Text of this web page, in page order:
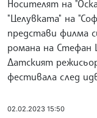
Носителят на
"Целувката" на
представи филма
романа на Стефан
Датският
фестивала след
02.02.2023 15:50